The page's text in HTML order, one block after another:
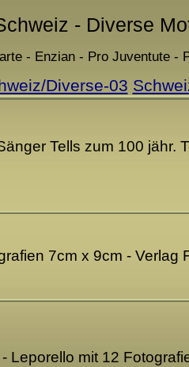
- Diverse
- Enzian - Pro Juventute -
Diverse-03
Tells zum 100 jähr.
7cm x 9cm - Verlag
Leporello mit 12